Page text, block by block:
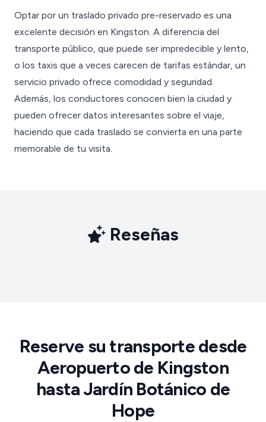
Optar por un traslado privado pre-reservado es una
excelente decisión en Kingston. A diferencia del
transporte público, que puede ser impredecible y lento,
o los taxis que a veces carecen de tarifas estándar, un
servicio privado ofrece comodidad y seguridad.
Además, los conductores conocen bien la ciudad y
pueden ofrecer datos interesantes sobre el viaje,
haciendo que cada traslado se convierta en una parte
memorable de tu visita.
Reseñas
Reserve su transporte desde
Aeropuerto de Kingston
hasta Jardín Botánico de
Hope